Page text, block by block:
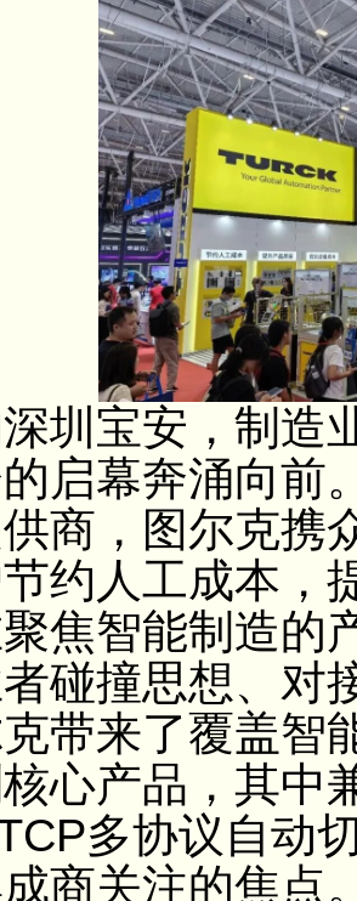
圳宝安，制造
启幕奔涌向前
商，图尔克携
约人工成本，
焦智能制造的
碰撞思想、对
来了覆盖智
心产品，其中
多协议自动
商关注的焦点